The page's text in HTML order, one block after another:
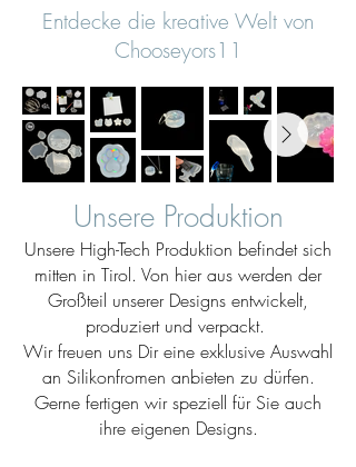
Entdecke die kreative Welt von
Chooseyors11
Unsere Produktion
Unsere High-Tech Produktion befindet sich
mitten in Tirol. Von hier aus werden der
Großteil unserer Designs entwickelt,
produziert und verpackt.
Wir freuen uns Dir eine exklusive Auswahl
an Silikonfromen anbieten zu dürfen.
Gerne fertigen wir speziell für Sie auch
ihre eigenen Designs.